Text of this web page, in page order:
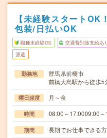
【未経験スタートOK
包装/日払いOK
職種未経験OK 交通費別途支給あ
派遣
勤務地
群馬県前橋市
前橋大島駅から徒歩5
曜日頻度 月～金
時間 08:00～17:0009:00～
期間 長期でお仕事できる